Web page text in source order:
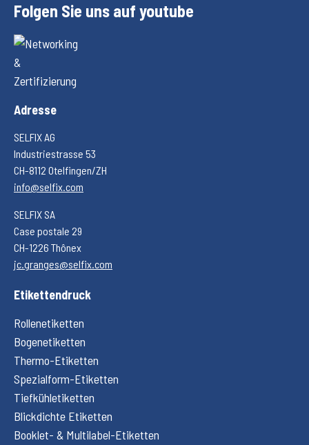
Folgen Sie uns auf youtube
Adresse
SELFIX AG
Industriestrasse 53
CH-8112 Otelfingen/ZH
info@selfix.com
SELFIX SA
Case postale 29
CH-1226 Thônex
jc.granges@selfix.com
Etikettendruck
Rollenetiketten
Bogenetiketten
Thermo-Etiketten
Spezialform-Etiketten
Tiefkühletiketten
Blickdichte Etiketten
Booklet- & Multilabel-Etiketten